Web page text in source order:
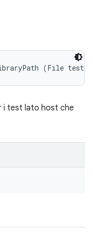
(File
i test lato host che